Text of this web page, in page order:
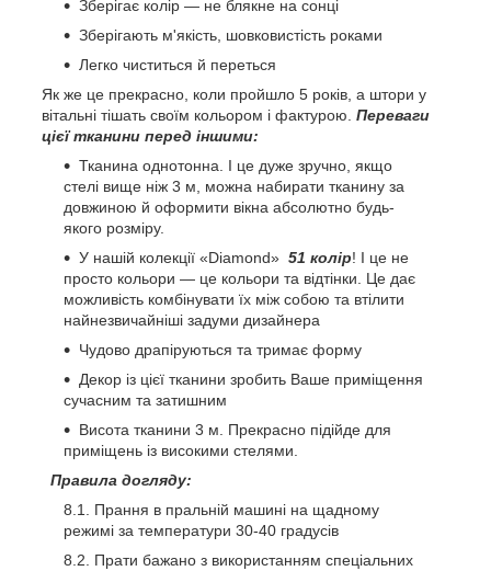
Зберігає колір — не блякне на сонці
Зберігають м'якість, шовковистість роками
Легко чиститься й переться
Як же це прекрасно, коли пройшло 5 років, а штори у
вітальні тішать своїм кольором і фактурою. Переваги
цієї тканини перед іншими:
Тканина однотонна. І це дуже зручно, якщо
стелі вище ніж 3 м, можна набирати тканину за
довжиною й оформити вікна абсолютно будь-
якого розміру.
У нашій колекції «Diamond» 51 колір! І це не
просто кольори — це кольори та відтінки. Це дає
можливість комбінувати їх між собою та втілити
найнезвичайніші задуми дизайнера
Чудово драпіруються та тримає форму
Декор із цієї тканини зробить Ваше приміщення
сучасним та затишним
Висота тканини 3 м. Прекрасно підійде для
приміщень із високими стелями.
Правила догляду:
Прання в пральній машині на щадному
режимі за температури 30-40 градусів
Прати бажано з використанням спеціальних